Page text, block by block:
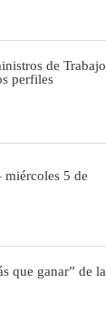
de Trabajo
perfiles
miércoles 5 de
que ganar” de la